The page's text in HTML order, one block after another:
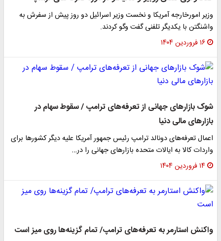
وزیر امورخارجه آمریکا و نخست وزیر اسرائیل دو روز پیش از سفرش به
واشنگتن با یکدیگر تلفنی گفت وگو کردند.
۱۶ فروردین ۱۴۰۴
شوک بازارهای جهانی از تعرفه‌های ترامپ / سقوط سهام در
بازارهای مالی دنیا
اعمال تعرفه‌های دونالد ترامپ رئیس جمهور آمریکا علیه دیگر کشورها برای
واردات کالا به ایالات متحده بازارهای جهانی را در…
۱۴ فروردین ۱۴۰۴
واکنش استارمر به تعرفه‌های ترامپ/ تمام گزینه‌ها روی میز است